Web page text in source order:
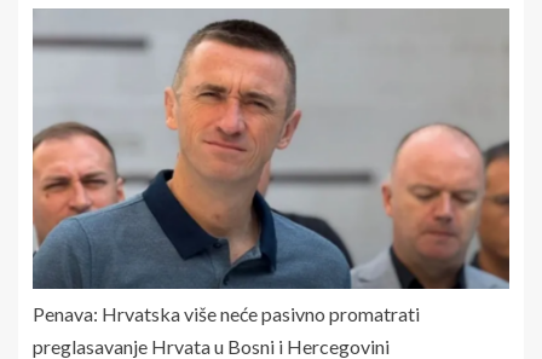
Penava: Hrvatska više neće pasivno promatrati
preglasavanje Hrvata u Bosni i Hercegovini